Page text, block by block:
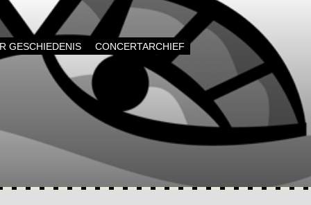
GESCHIEDENIS CONCERTARCHIEF